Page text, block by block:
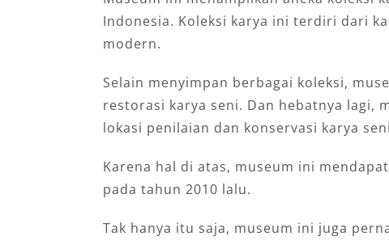
Indonesia. Koleksi karya ini terdiri dari
modern.
Selain menyimpan berbagai koleksi,
restorasi karya seni. Dan hebatnya lagi,
lokasi penilaian dan konservasi karya
Karena hal di atas, museum ini
pada tahun 2010 lalu.
Tak hanya itu saja, museum ini juga